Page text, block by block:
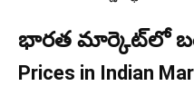
భారత మార్కెట్‌లో
Prices in Indian